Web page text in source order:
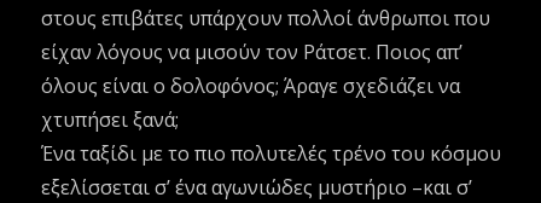
στους επιβάτες υπάρχουν πολλοί άνθρωποι που
είχαν λόγους να μισούν τον Ράτσετ. Ποιος απ’
όλους είναι ο δολοφόνος; Άραγε σχεδιάζει να
χτυπήσει ξανά;
Ένα ταξίδι με το πιο πολυτελές τρένο του κόσμου
εξελίσσεται σ’ ένα αγωνιώδες μυστήριο –και σ’